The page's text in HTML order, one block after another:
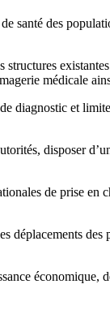
santé des
médicale
diagnostic et
disposer
de prise en
déplacements des